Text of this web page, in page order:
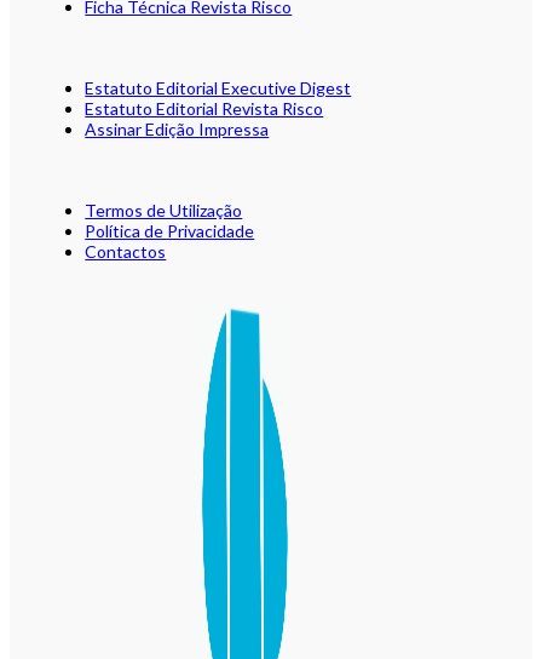
Ficha Técnica Revista Risco
Estatuto Editorial Executive Digest
Estatuto Editorial Revista Risco
Assinar Edição Impressa
Termos de Utilização
Política de Privacidade
Contactos